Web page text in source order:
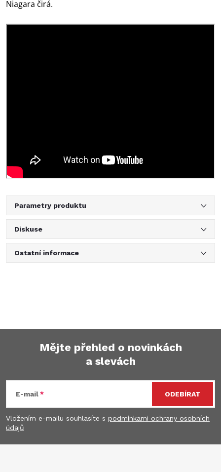
Niagara čirá.
Parametry produktu
Diskuse
Ostatní informace
p
a
Mějte přehled o novinkách
a slevách
E-mail
Vložením e-mailu souhlasíte s podmínkami ochrany osobních
údajů
ODEBÍRAT